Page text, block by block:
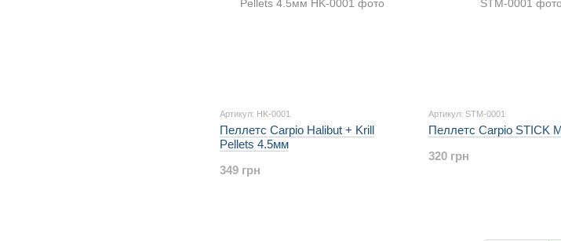
Артикул: HK-0001
Пеллетс Carpio Halibut + Krill
Pellets 4.5мм
349 грн
Артикул: STM-0001
Пеллетс Carpio STICK
320 грн